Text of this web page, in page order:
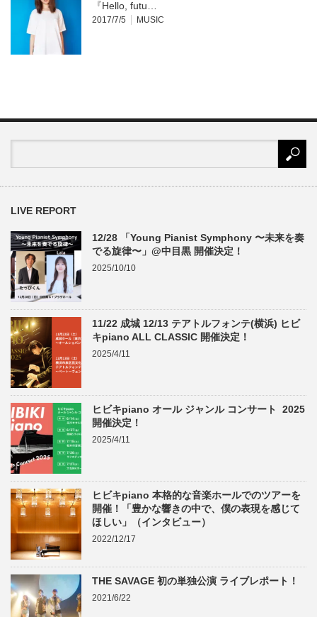
『Hello, futu…
2017/7/5 MUSIC
LIVE REPORT
12/28 「Young Pianist Symphony 〜未来を奏
でる旋律〜」@中目黒 開催決定！
2025/10/10
11/22 成城 12/13 テアトルフォンテ(横浜) ヒビ
キpiano ALL CLASSIC 開催決定！
2025/4/11
ヒビキpiano オール ジャンル コンサート 2025
開催決定！
2025/4/11
ヒビキpiano 本格的な音楽ホールでのツアーを
開催！「豊かな響きの中で、僕の表現を感じて
ほしい」（インタビュー）
2022/12/17
THE SAVAGE 初の単独公演 ライブレポート！
2021/6/22